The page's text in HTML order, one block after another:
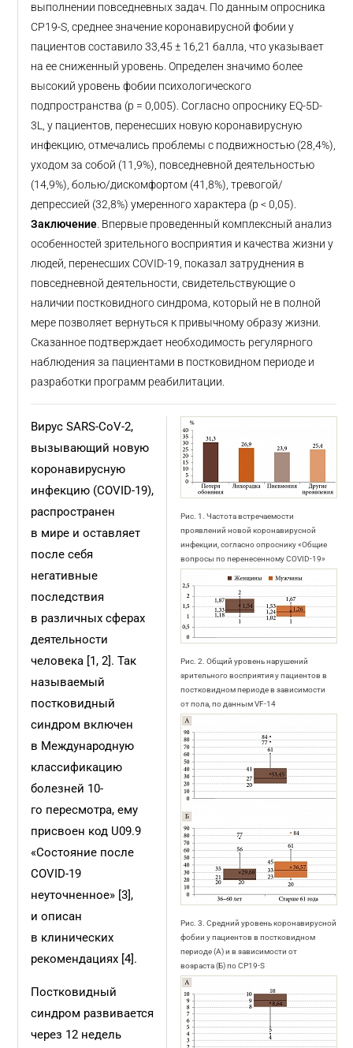
выполнении повседневных задач. По данным опросника
CP19-S, среднее значение коронавирусной фобии у
пациентов составило 33,45 ± 16,21 балла, что указывает
на ее сниженный уровень. Определен значимо более
высокий уровень фобии психологического
подпространства (p = 0,005). Согласно опроснику EQ-5D-
3L, у пациентов, перенесших новую коронавирусную
инфекцию, отмечались проблемы с подвижностью (28,4%),
уходом за собой (11,9%), повседневной деятельностью
(14,9%), болью/дискомфортом (41,8%), тревогой/
депрессией (32,8%) умеренного характера (p < 0,05).
Заключение . Впервые проведенный комплексный анализ
особенностей зрительного восприятия и качества жизни у
людей, перенесших COVID-19, показал затруднения в
повседневной деятельности, свидетельствующие о
наличии постковидного синдрома, который не в полной
мере позволяет вернуться к привычному образу жизни.
Сказанное подтверждает необходимость регулярного
наблюдения за пациентами в постковидном периоде и
разработки программ реабилитации.
Рис. 1. Частота встречаемости
проявлений новой коронавирусной
инфекции, согласно опроснику «Общие
вопросы по перенесенному COVID‑19»
Рис. 2. Общий уровень нарушений
зрительного восприятия у пациентов в
постковидном периоде в зависимости
от пола, по данным VF-14
Рис. 3. Средний уровень коронавирусной
фобии у пациентов в постковидном
периоде (А) и в зависимости от
возраста (Б) по CP19-S
Вирус SARS-CoV-2,
вызывающий новую
коронавирусную
инфекцию (COVID-19),
распространен
в мире и оставляет
после себя
негативные
последствия
в различных сферах
деятельности
человека [1, 2]. Так
называемый
постковидный
синдром включен
в Международную
классификацию
болезней 10-
го пересмотра, ему
присвоен код U09.9
«Сос­тояние после
COVID-19
неуточненное» [3],
и описан
в клинических
рекомендациях [4].
Постковидный
синдром развивается
через 12 недель